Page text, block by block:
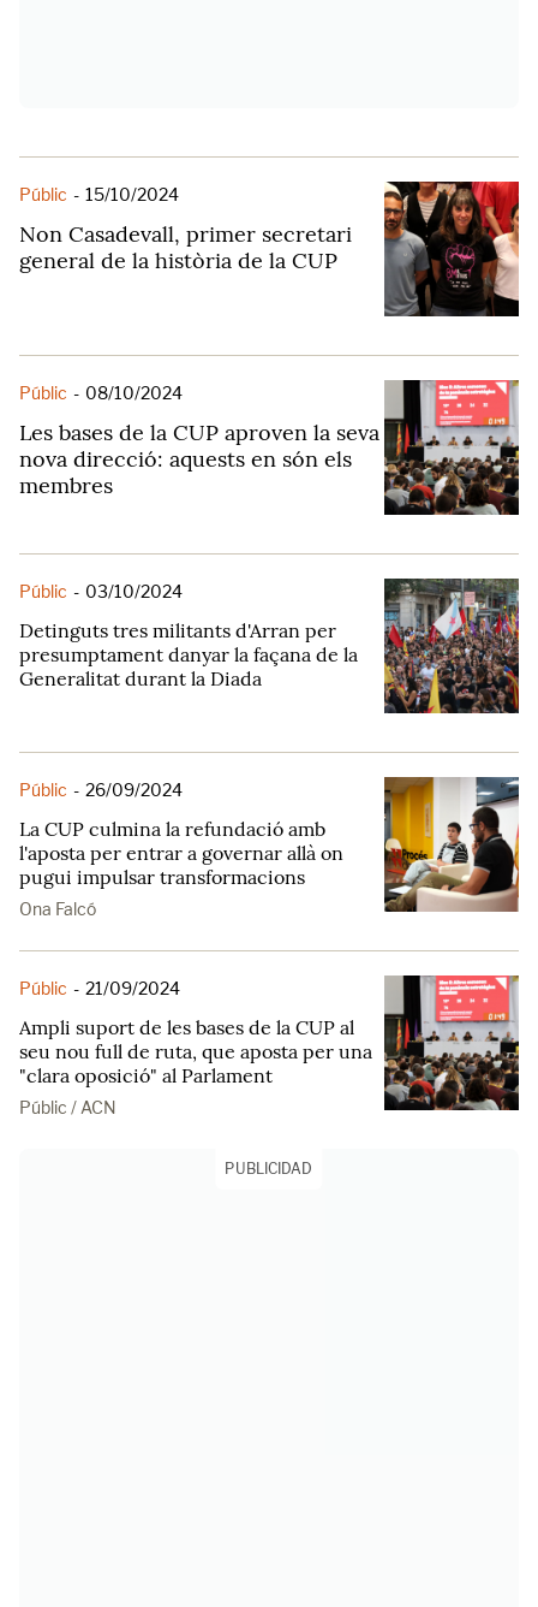
Públic - 15/10/2024
Non Casadevall, primer secretari
general de la història de la CUP
Públic - 08/10/2024
Les bases de la CUP aproven la seva
nova direcció: aquests en són els
membres
Públic - 03/10/2024
Detinguts tres militants d'Arran per
presumptament danyar la façana de la
Generalitat durant la Diada
Públic - 26/09/2024
La CUP culmina la refundació amb
l'aposta per entrar a governar allà on
pugui impulsar transformacions
Ona Falcó
Públic - 21/09/2024
Ampli suport de les bases de la CUP al
seu nou full de ruta, que aposta per una
"clara oposició" al Parlament
Públic / ACN
PUBLICIDAD